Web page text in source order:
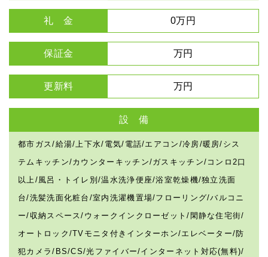
礼 金 0万円
保証金 万円
更新料 万円
設 備
都市ガス/給湯/上下水/電気/電話/エアコン/冷房/暖房/シス
テムキッチン/カウンターキッチン/ガスキッチン/コンロ2口
以上/風呂・トイレ別/温水洗浄便座/浴室乾燥機/独立洗面
台/洗髪洗面化粧台/室内洗濯機置場/フローリング/バルコニ
ー/収納スペース/ウォークインクローゼット/閑静な住宅街/
オートロック/TVモニタ付きインターホン/エレベーター/防
犯カメラ/BS/CS/光ファイバー/インターネット対応(無料)/